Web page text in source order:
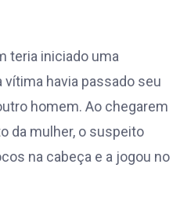
teria iniciado uma
vítima havia passado seu
homem. Ao chegarem
da mulher, o suspeito
na cabeça e a jogou no